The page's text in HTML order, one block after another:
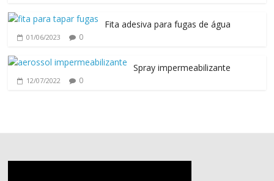
Fita adesiva para fugas de água
01/06/2023 0
Spray impermeabilizante
12/07/2022 0